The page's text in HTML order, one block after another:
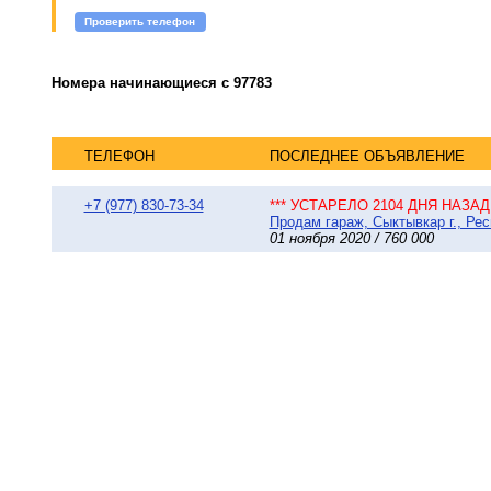
Проверить телефон
Номера начинающиеся с 97783
ТЕЛЕФОН ПОСЛЕДНЕЕ ОБЪЯВЛЕНИЕ
+7 (977) 830-73-34
*** УСТАРЕЛО 2104 ДНЯ НАЗАД
Продам гараж, Сыктывкар г.,
01 ноября 2020 / 760 000